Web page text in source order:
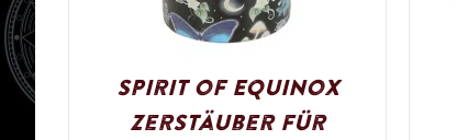
Spirit of Equinox
Zerstäuber für